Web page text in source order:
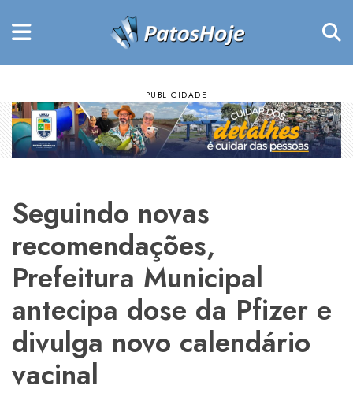
Seguindo novas
recomendações,
Prefeitura Municipal
antecipa dose da Pfizer e
divulga novo calendário
vacinal